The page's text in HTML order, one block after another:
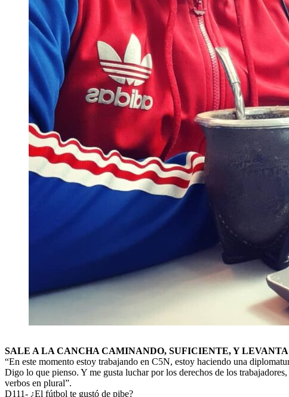
SALE A LA CANCHA CAMINANDO, SUFICIENTE, Y
“En este momento estoy trabajando en C5N, estoy haciendo una
Digo lo que pienso. Y me gusta luchar por los derechos de los
verbos en plural”.
D111- ¿El fútbol te gustó de pibe?